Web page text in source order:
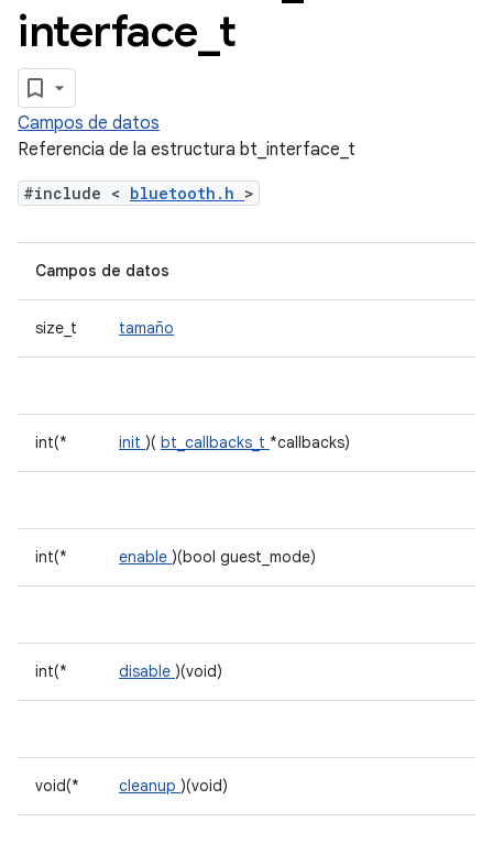
interface t
Campos de datos
Referencia de la estructura bt_interface_t
#include < bluetooth.h >
Campos de datos
size_t tamaño
int(* init )( bt_callbacks_t *callbacks)
int(* enable )(bool guest_mode)
int(* disable )(void)
void(* cleanup )(void)